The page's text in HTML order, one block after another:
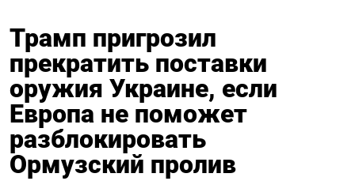
Трамп пригрозил
прекратить поставки
оружия Украине, если
Европа не поможет
разблокировать
Ормузский пролив